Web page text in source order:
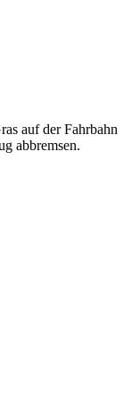
auf der Fahrbahn
abbremsen.